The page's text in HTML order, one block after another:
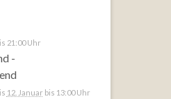
21:00 Uhr
-
12. Januar bis 13:00 Uhr